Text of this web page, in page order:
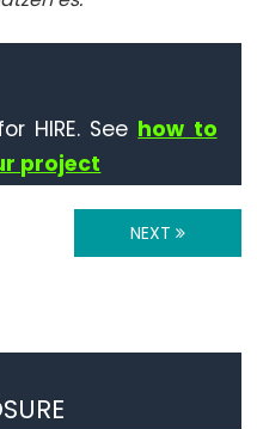
HIRE. See how to
project
NEXT